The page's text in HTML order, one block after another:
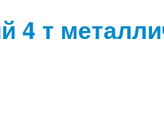
т